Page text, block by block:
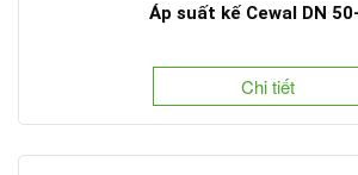
Áp suất kế Cewal DN
Chi tiết